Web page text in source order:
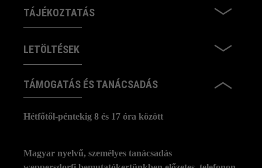
TÁJÉKOZTATÁS
LETÖLTÉSEK
TÁMOGATÁS ÉS TANÁCSADÁS
Hétfőtől-péntekig 8 és 17 óra között
Magyar nyelvű, személyes tanácsadás